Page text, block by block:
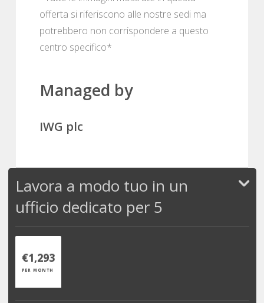
offerta si riferiscono alle nostre sedi ma
potrebbero non corrispondere a questo
centro specifico*
Managed by
IWG plc
Lavora a modo tuo in un
ufficio dedicato per 5
€1,293
PER MONTH